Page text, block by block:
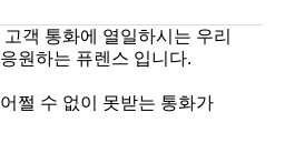
객 통화에 열일하시는 우리
원하는 퓨렌스 입니다.
쩔 수 없이 못받는 통화가